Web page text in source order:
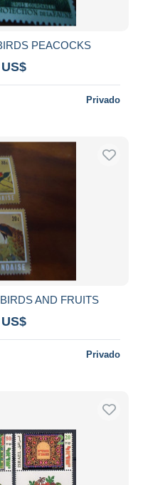
PEACOCKS
Privado
AND FRUITS
Privado